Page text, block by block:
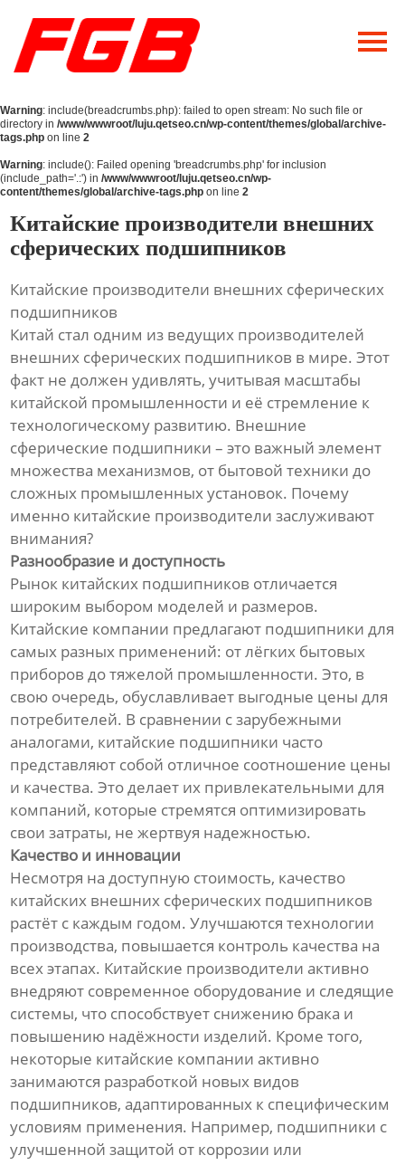
Главная
О Нас
Продукция
Новости
Warning: include(breadcrumbs.php): failed to open stream: No such file or
directory in /www/wwwroot/luju.qetseo.cn/wp-content/themes/global/archive-
tags.php on line 2
Warning: include(): Failed opening 'breadcrumbs.php' for inclusion
(include_path='.:') in /www/wwwroot/luju.qetseo.cn/wp-
content/themes/global/archive-tags.php on line 2
Китайские производители внешних
сферических подшипников
Китайские производители внешних сферических
подшипников
Китай стал одним из ведущих производителей
внешних сферических подшипников в мире. Этот
факт не должен удивлять, учитывая масштабы
китайской промышленности и её стремление к
технологическому развитию. Внешние
сферические подшипники – это важный элемент
множества механизмов, от бытовой техники до
сложных промышленных установок. Почему
именно китайские производители заслуживают
внимания?
Разнообразие и доступность
Рынок китайских подшипников отличается
широким выбором моделей и размеров.
Китайские компании предлагают подшипники для
самых разных применений: от лёгких бытовых
приборов до тяжелой промышленности. Это, в
свою очередь, обуславливает выгодные цены для
потребителей. В сравнении с зарубежными
аналогами, китайские подшипники часто
представляют собой отличное соотношение цены
и качества. Это делает их привлекательными для
компаний, которые стремятся оптимизировать
свои затраты, не жертвуя надежностью.
Качество и инновации
Несмотря на доступную стоимость, качество
китайских внешних сферических подшипников
растёт с каждым годом. Улучшаются технологии
производства, повышается контроль качества на
всех этапах. Китайские производители активно
внедряют современное оборудование и следящие
системы, что способствует снижению брака и
повышению надёжности изделий. Кроме того,
некоторые китайские компании активно
занимаются разработкой новых видов
подшипников, адаптированных к специфическим
условиям применения. Например, подшипники с
улучшенной защитой от коррозии или